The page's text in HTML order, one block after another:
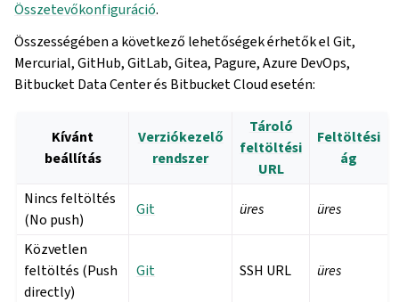
Összetevőkonfiguráció.
Összességében a következő lehetőségek érhetők el Git,
Mercurial, GitHub, GitLab, Gitea, Pagure, Azure DevOps,
Bitbucket Data Center és Bitbucket Cloud esetén:
Kívánt
beállítás
Verziókezelő
rendszer
Tároló
feltöltési
URL
Feltöltési
ág
Nincs feltöltés
(No push)
Git üres üres
Közvetlen
feltöltés (Push
directly)
Git SSH URL üres